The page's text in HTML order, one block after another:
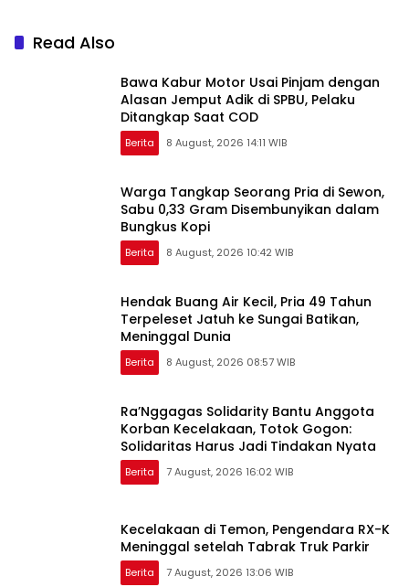
Read Also
Bawa Kabur Motor Usai Pinjam dengan
Alasan Jemput Adik di SPBU, Pelaku
Ditangkap Saat COD
Berita 8 August, 2026 14:11 WIB
Warga Tangkap Seorang Pria di Sewon,
Sabu 0,33 Gram Disembunyikan dalam
Bungkus Kopi
Berita 8 August, 2026 10:42 WIB
Hendak Buang Air Kecil, Pria 49 Tahun
Terpeleset Jatuh ke Sungai Batikan,
Meninggal Dunia
Berita 8 August, 2026 08:57 WIB
Ra’Nggagas Solidarity Bantu Anggota
Korban Kecelakaan, Totok Gogon:
Solidaritas Harus Jadi Tindakan Nyata
Berita 7 August, 2026 16:02 WIB
Kecelakaan di Temon, Pengendara RX-K
Meninggal setelah Tabrak Truk Parkir
Berita 7 August, 2026 13:06 WIB